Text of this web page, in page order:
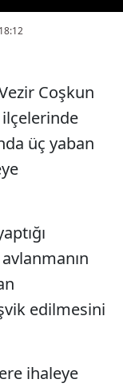
Coşkun
ilçelerinde
üç yaban
edilmesini
ihaleye